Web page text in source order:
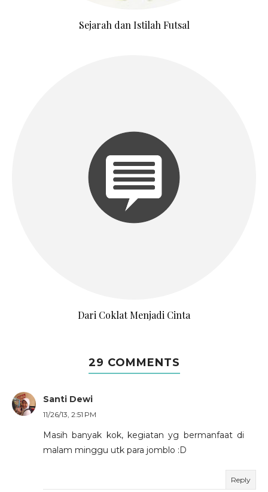
Sejarah dan Istilah Futsal
Dari Coklat Menjadi Cinta
29 COMMENTS
Santi Dewi
11/26/13, 2:51 PM
Masih banyak kok, kegiatan yg bermanfaat di
malam minggu utk para jomblo :D
Reply